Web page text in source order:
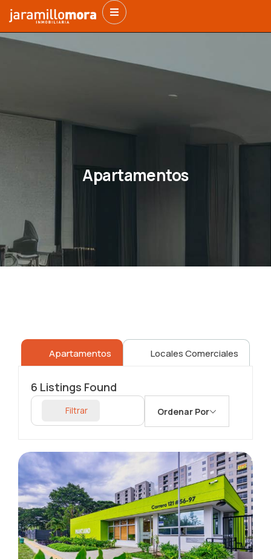
Apartamentos
Apartamentos Locales Comerciales
6 Listings Found
Filtrar Ordenar Por